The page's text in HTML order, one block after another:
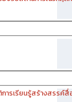
ารเรียนรู้สร้างสรรค์